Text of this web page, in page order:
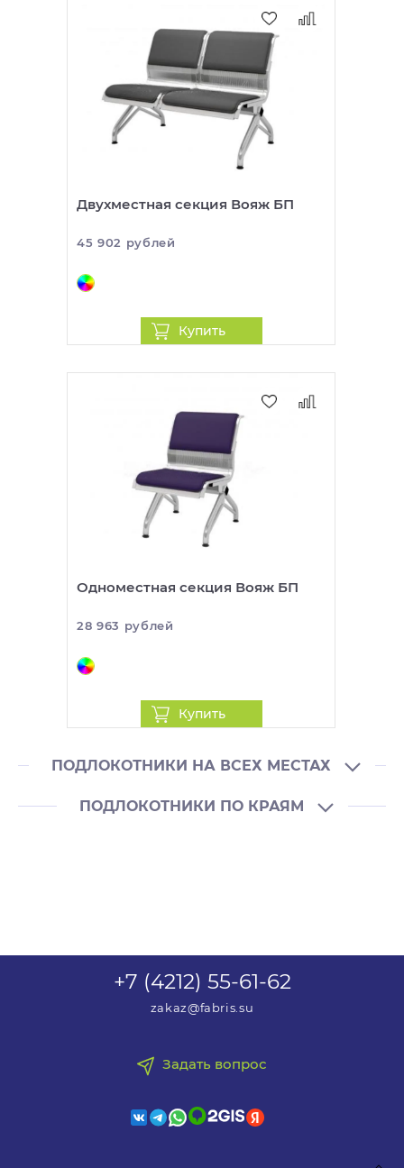
Двухместная секция Вояж БП
45 902 рублей
Купить
Одноместная секция Вояж БП
28 963 рублей
Купить
ПОДЛОКОТНИКИ НА ВСЕХ МЕСТАХ
Пятиместная секция Вояж PU
ПОДЛОКОТНИКИ ПО КРАЯМ
+7 (4212) 55-61-62
zakaz@fabris.su
Задать вопрос